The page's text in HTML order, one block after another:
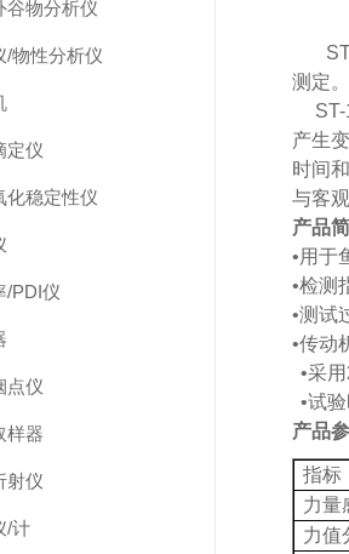
谷物分析仪
/物性分析仪
定仪
化稳定性仪
/PDI仪
点仪
样器
射仪
/计
测定
产生
时间
与客
产品
•用于
•检测
•测试
•传动
•采
•试
产品
指标
力量
力值